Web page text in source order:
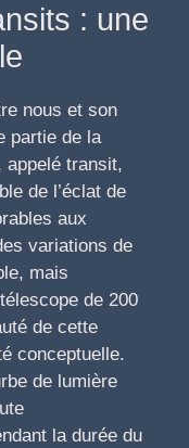
: une
nous et son
partie de la
appelé transit,
de l’éclat de
aux
variations de
mais
de 200
de cette
conceptuelle.
de lumière
la durée du